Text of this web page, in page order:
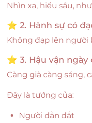
Nhìn xa, hiểu sâu,
⭐ 2. Hành sự có
Không đạp lên người
⭐ 3. Hậu vận
Càng già càng sáng,
Đây là tướng của:
Người dẫn dắt